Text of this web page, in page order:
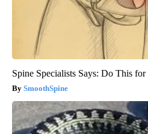
Spine Specialists Says: Do This
SmoothSpine